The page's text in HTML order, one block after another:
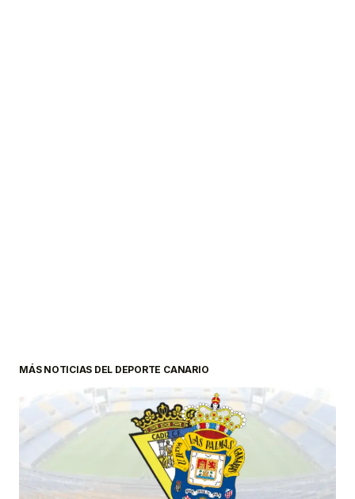
MÁS NOTICIAS DEL DEPORTE CANARIO